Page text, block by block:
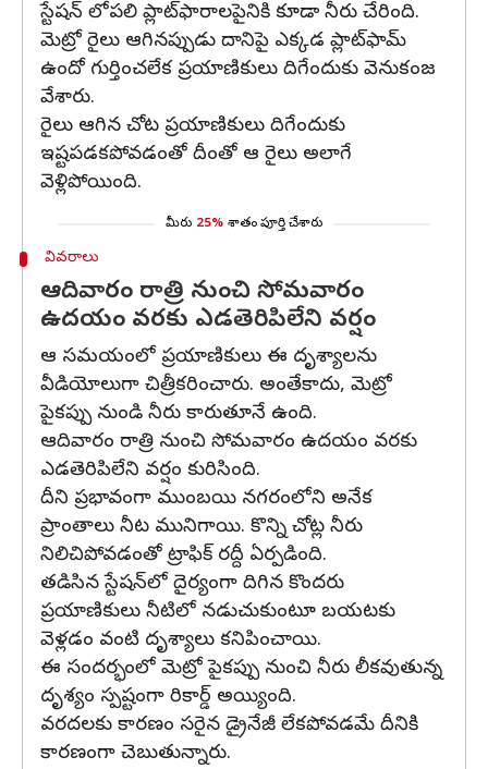
స్టేషన్ లోపలి ప్లాట్‌ఫారాలపైనికి కూడా నీరు చేరింది.
మెట్రో రైలు ఆగినప్పుడు దానిపై ఎక్కడ ప్లాట్‌ఫామ్
ఉందో గుర్తించలేక ప్రయాణికులు దిగేందుకు వెనుకంజ
వేశారు.
రైలు ఆగిన చోట ప్రయాణికులు దిగేందుకు
ఇష్టపడకపోవడంతో దీంతో ఆ రైలు అలాగే
వెళ్లిపోయింది.
మీరు 25% శాతం పూర్తి చేశారు
వివరాలు
ఆదివారం రాత్రి నుంచి సోమవారం
ఉదయం వరకు ఎడతెరిపిలేని వర్షం
ఆ సమయంలో ప్రయాణికులు ఈ దృశ్యాలను
వీడియోలుగా చిత్రీకరించారు. అంతేకాదు, మెట్రో
పైకప్పు నుండి నీరు కారుతూనే ఉంది.
ఆదివారం రాత్రి నుంచి సోమవారం ఉదయం వరకు
ఎడతెరిపిలేని వర్షం కురిసింది.
దీని ప్రభావంగా ముంబయి నగరంలోని అనేక
ప్రాంతాలు నీట మునిగాయి. కొన్ని చోట్ల నీరు
నిలిచిపోవడంతో ట్రాఫిక్ రద్దీ ఏర్పడింది.
తడిసిన స్టేషన్‌లో దైర్యంగా దిగిన కొందరు
ప్రయాణికులు నీటిలో నడుచుకుంటూ బయటకు
వెళ్లడం వంటి దృశ్యాలు కనిపించాయి.
ఈ సందర్భంలో మెట్రో పైకప్పు నుంచి నీరు లీకవుతున్న
దృశ్యం స్పష్టంగా రికార్డ్ అయ్యింది.
వరదలకు కారణం సరైన డ్రైనేజీ లేకపోవడమే దీనికి
కారణంగా చెబుతున్నారు.